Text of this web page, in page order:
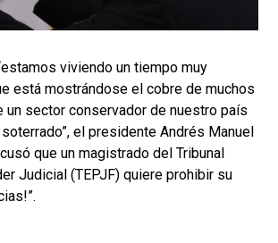
viviendo un tiempo muy
está mostrándose el cobre de muchos
un sector conservador de nuestro país
el presidente Andrés Manuel
que un magistrado del Tribunal
Judicial (TEPJF) quiere prohibir su